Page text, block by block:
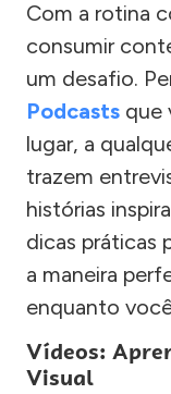
Com a rotina
consumir
um desafio.
Podcasts que
lugar, a
trazem
histórias
dicas práticas
a maneira
enquanto
Vídeos:
Visual